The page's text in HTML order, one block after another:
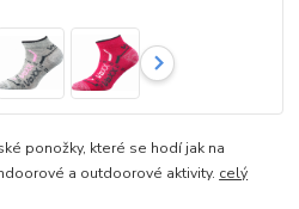
ponožky, které se hodí jak na
a outdoorové aktivity. celý